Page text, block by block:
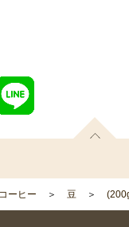
コーヒー 豆